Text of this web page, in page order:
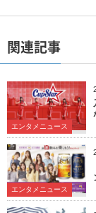
関連記事
エンタメニュース
エンタメニュース